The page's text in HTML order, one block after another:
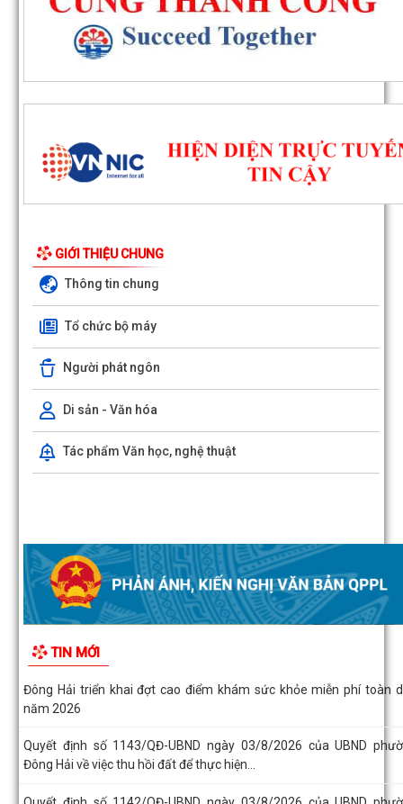
GIỚI THIỆU CHUNG
Thông tin chung
Tổ chức bộ máy
Người phát ngôn
Di sản - Văn hóa
Tác phẩm Văn học, nghệ thuật
TIN MỚI
Đông Hải triển khai công tác giải phóng mặt bằng Dự án đường sắt
Cai - Hà Nội - Hải Phòng
Phòng thích ứng với biến đổi khí...
Đồng chí Chủ tịch UBND phường Đông Hải dự sinh hoạt Chi bộ Tổ
phố Đoạn Xá 1
Đông Hải về việc công bố Người phát ngôn...
năm 2026
Quyết định số 1143/QĐ-UBND ngày 03/8/2026 của UBND
Đông Hải về việc thu hồi đất để thực hiện...
Quyết định số 1142/QĐ-UBND ngày 03/8/2026 của UBND
Đông Hải về việc thu hồi đất để thực hiện...
Hải Phòng đẩy nhanh tiến độ đo đạc, lập hồ sơ địa chính và hoàn
Phường Đông Hải tổ chức sinh hoạt dưới cờ tháng 8/2026
Phường Đông Hải: Giao ban Hiệu trưởng, triển khai nhiệm vụ